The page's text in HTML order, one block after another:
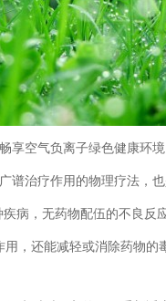
畅享空气负离子绿色健康环境
谱治疗作用的物理疗法，
病，无药物配伍的不良反
，还能减轻或消除药物的